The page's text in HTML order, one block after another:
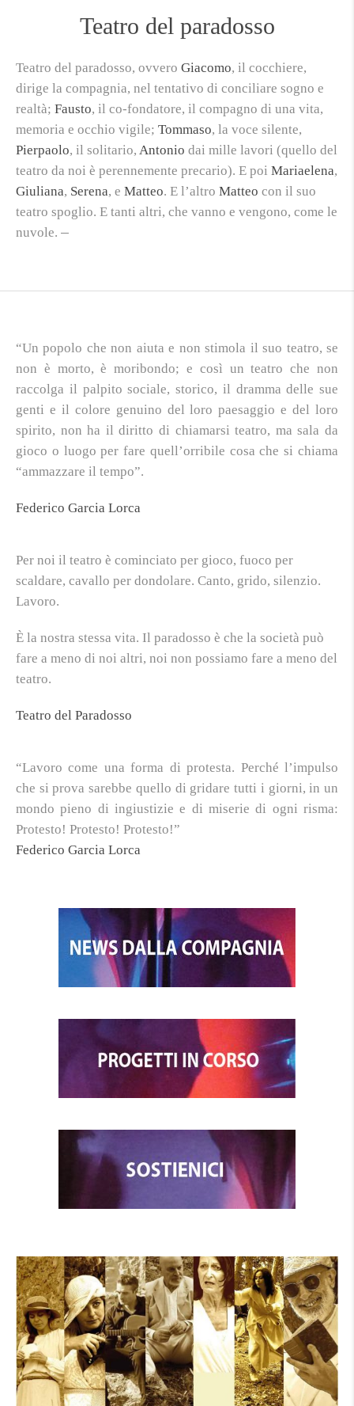
Teatro del paradosso
Teatro del paradosso, ovvero Giacomo, il cocchiere,
dirige la compagnia, nel tentativo di conciliare sogno e
realtà; Fausto, il co-fondatore, il compagno di una vita,
memoria e occhio vigile; Tommaso, la voce silente,
Pierpaolo, il solitario, Antonio dai mille lavori (quello del
teatro da noi è perennemente precario). E poi Mariaelena,
Giuliana, Serena, e Matteo. E l’altro Matteo con il suo
teatro spoglio. E tanti altri, che vanno e vengono, come le
nuvole.
“Un popolo che non aiuta e non stimola il suo teatro, se
non è morto, è moribondo; e così un teatro che non
raccolga il palpito sociale, storico, il dramma delle sue
genti e il colore genuino del loro paesaggio e del loro
spirito, non ha il diritto di chiamarsi teatro, ma sala da
gioco o luogo per fare quell’orribile cosa che si chiama
“ammazzare il tempo”.
Federico Garcia Lorca
Per noi il teatro è cominciato per gioco, fuoco per
scaldare, cavallo per dondolare. Canto, grido, silenzio.
Lavoro.
È la nostra stessa vita. Il paradosso è che la società può
fare a meno di noi altri, noi non possiamo fare a meno del
teatro.
Teatro del Paradosso
“Lavoro come una forma di protesta. Perché l’impulso
che si prova sarebbe quello di gridare tutti i giorni, in un
mondo pieno di ingiustizie e di miserie di ogni risma:
Protesto! Protesto! Protesto!”
Federico Garcia Lorca